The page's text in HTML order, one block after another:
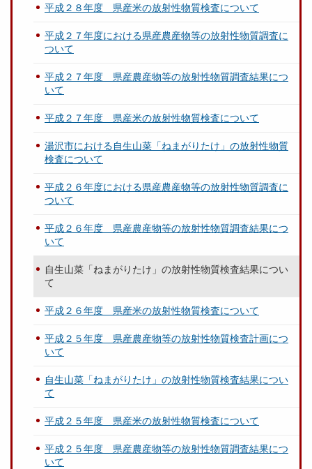
平成２８年度 県産米の放射性物質検査について
平成２７年度における県産農産物等の放射性物質調査に
ついて
平成２７年度 県産農産物等の放射性物質調査結果につ
いて
平成２７年度 県産米の放射性物質検査について
湯沢市における自生山菜「ねまがりたけ」の放射性物質
検査について
平成２６年度における県産農産物等の放射性物質調査に
ついて
平成２６年度 県産農産物等の放射性物質調査結果につ
いて
自生山菜「ねまがりたけ」の放射性物質検査結果につい
て
平成２６年度 県産米の放射性物質検査について
平成２５年度 県産農産物等の放射性物質検査計画につ
いて
自生山菜「ねまがりたけ」の放射性物質検査結果につい
て
平成２５年度 県産米の放射性物質検査について
平成２５年度 県産農産物等の放射性物質調査結果につ
いて